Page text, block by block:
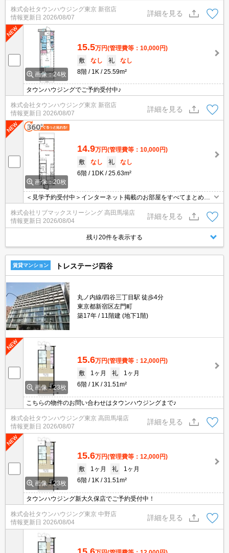
株式会社タウンハウジング東京 新宿店
情報更新日 2026/08/07
詳細を見る
画像：24枚
15.5万円(管理費等：10,000円)
敷
なし 礼
なし
8階
1K 25.59m²
タウンハウジングでご予約受付中♪
株式会社タウンハウジング東京 新宿店
情報更新日 2026/08/07
詳細を見る
画像：20枚
14.9万円(管理費等：10,000円)
敷
なし 礼
なし
6階
1DK 25.63m²
＜見学予約受付中＞インターネット掲載のお部屋をすべてまとめて
ご紹介可能！ 初期費用クレジット決済可！問合せ当日でもご予約可
能！他社掲載物件もまとめてご紹介可能です。オンライン案内可。
写真・動画送付、WEB契約等来店不要でご契約可能。セキュリティ
充実で安心！お気軽にご相談くださいませ。
株式会社リブマックスリーシング 高田馬場店
情報更新日 2026/08/04
詳細を見る
残り20件を表示する
賃貸マンション トレステージ四谷
丸ノ内線/四谷三丁目駅 徒歩4分
東京都新宿区左門町
築17年
11階建 (地下1階)
画像：23枚
15.6万円(管理費等：12,000円)
敷
1ヶ月 礼
1ヶ月
6階
1K 31.51m²
こちらの物件のお問い合わせはタウンハウジングまで♪
株式会社タウンハウジング東京 高田馬場店
情報更新日 2026/08/07
詳細を見る
画像：23枚
15.6万円(管理費等：12,000円)
敷
1ヶ月 礼
1ヶ月
6階
1K 31.51m²
タウンハウジング新大久保店でご予約受付中！
株式会社タウンハウジング東京 中野店
情報更新日 2026/08/04
詳細を見る